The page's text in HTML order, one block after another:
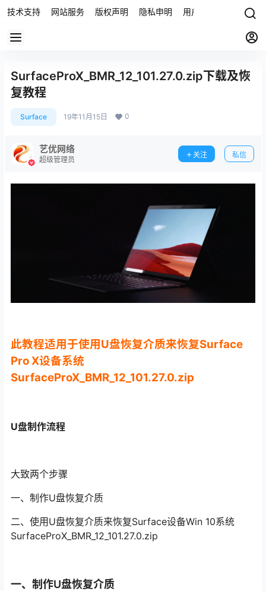
技术支持 网站服务 版权声明 隐私申明 用户协议 联系我们
SurfaceProX_BMR_12_101.27.0.zip下载及恢
复教程
Surface 19年11月15日 0
艺优网络
超级管理员
关注 私信
此教程适用于使用U盘恢复介质来恢复Surface
Pro X设备系统
SurfaceProX_BMR_12_101.27.0.zip
U盘制作流程
大致两个步骤
一、制作U盘恢复介质
二、使用U盘恢复介质来恢复Surface设备Win 10系统
SurfaceProX_BMR_12_101.27.0.zip
一、制作U盘恢复介质